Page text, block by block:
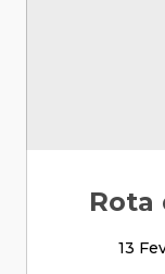
Rota
13